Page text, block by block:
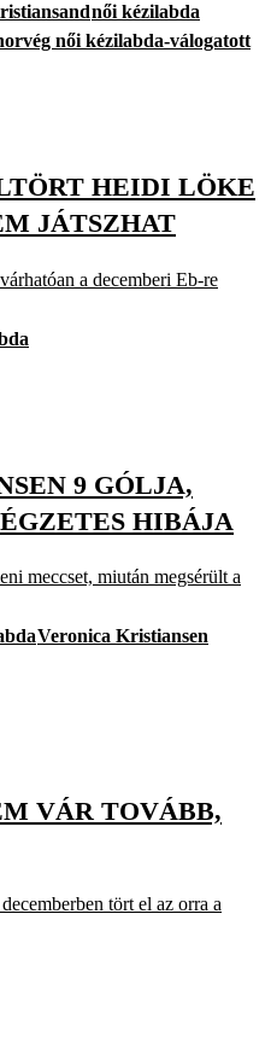
női kézilabda
női kézilabda-válogatott
HEIDI LÖKE
JÁTSZHAT
a decemberi Eb-re
9 GÓLJA,
HIBÁJA
meccset, miután megsérült a
Veronica Kristiansen
VÁR TOVÁBB,
tört el az orra a